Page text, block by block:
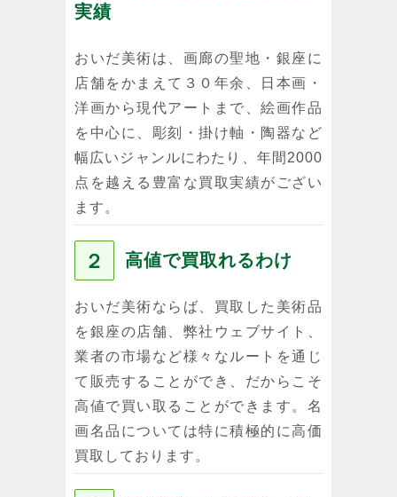
実績
おいだ美術は、画廊の聖地・銀座に
店舗をかまえて３０年余、日本画・
洋画から現代アートまで、絵画作品
を中心に、彫刻・掛け軸・陶器など
幅広いジャンルにわたり、年間2000
点を越える豊富な買取実績がござい
ます。
２ 高値で買取れるわけ
おいだ美術ならば、買取した美術品
を銀座の店舗、弊社ウェブサイト、
業者の市場など様々なルートを通じ
て販売することができ、だからこそ
高値で買い取ることができます。名
画名品については特に積極的に高価
買取しております。